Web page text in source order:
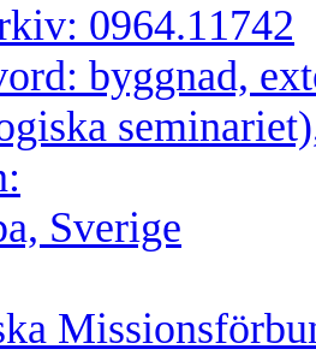
0964.11742
byggnad,
Sverige